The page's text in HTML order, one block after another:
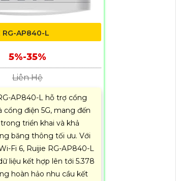
RG-AP840-L
5%-35%
Liên Hệ
AP840-L hỗ trợ cổng
cổng điện 5G, mang đến
triển khai và khả
băng thông tối ưu. Với
Fi 6, Ruijie RG-AP840-L
liệu kết hợp lên tới 5.378
hoàn hảo nhu cầu kết